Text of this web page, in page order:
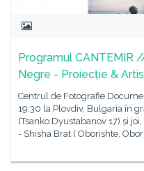
Programul CANTEMIR
Negre - Proiecție &
Centrul de Fotografie
19:30 la Plovdiv, Bulgaria în
(Tsanko Dyustabanov 17) și
- Shisha Brat ( Oborishte,